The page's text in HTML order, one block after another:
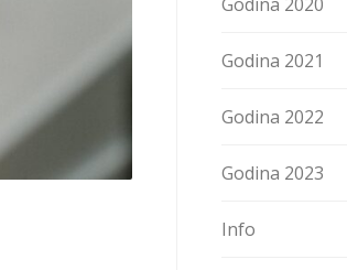
Godina 2021
Godina 2022
Godina 2023
Info